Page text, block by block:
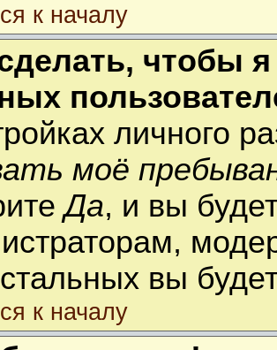
к началу
чтобы
личного
моё
Да, и вы
вы
к началу